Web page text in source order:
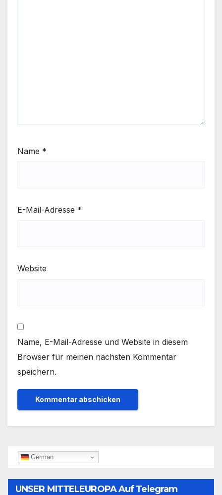
Name *
E-Mail-Adresse *
Website
Name, E-Mail-Adresse und Website in diesem
Browser für meinen nächsten Kommentar
speichern.
German
UNSER MITTELEUROPA Auf Telegram